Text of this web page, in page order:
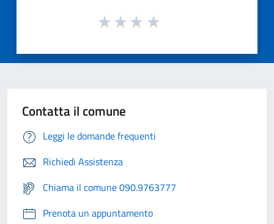
Contatta il comune
Leggi le domande frequenti
Richiedi Assistenza
Chiama il comune 090.9763777
Prenota un appuntamento